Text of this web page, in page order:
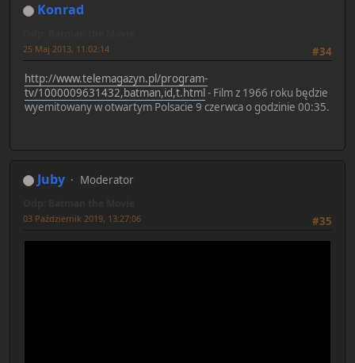
Konrad
#34
25 Maj 2013, 11:02:14
http://www.telemagazyn.pl/program-
tv/1000009631432,batman,id,t.html - Film z 1966 roku będzie
wyemitowany w otwartym Polsacie 9 czerwca o godzinie 00:35.
Juby Moderator
#35
03 Październik 2019, 13:27:06